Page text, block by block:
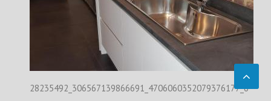
28235492_306567139866691_4706060352079376177_o